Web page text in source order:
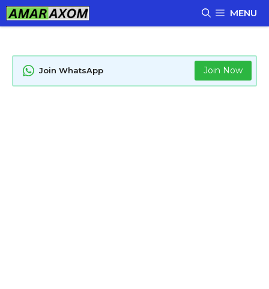
Skip
to
MENU
Join WhatsApp Join Now